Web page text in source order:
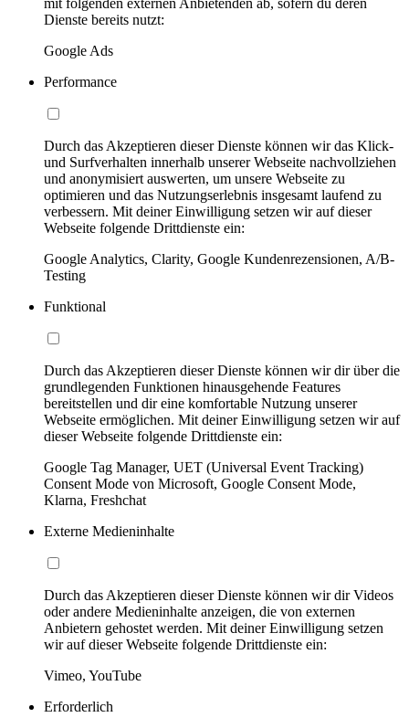
Dienste bereits nutzt:
Google Ads
Performance
Durch das Akzeptieren dieser Dienste können wir das Klick-
und Surfverhalten innerhalb unserer Webseite nachvollziehen
und anonymisiert auswerten, um unsere Webseite zu
optimieren und das Nutzungserlebnis insgesamt laufend zu
verbessern. Mit deiner Einwilligung setzen wir auf dieser
Webseite folgende Drittdienste ein:
Google Analytics, Clarity, Google Kundenrezensionen, A/B-
Testing
Funktional
Durch das Akzeptieren dieser Dienste können wir dir über die
grundlegenden Funktionen hinausgehende Features
bereitstellen und dir eine komfortable Nutzung unserer
Webseite ermöglichen. Mit deiner Einwilligung setzen wir auf
dieser Webseite folgende Drittdienste ein:
Google Tag Manager, UET (Universal Event Tracking)
Consent Mode von Microsoft, Google Consent Mode,
Klarna, Freshchat
Externe Medieninhalte
Durch das Akzeptieren dieser Dienste können wir dir Videos
oder andere Medieninhalte anzeigen, die von externen
Anbietern gehostet werden. Mit deiner Einwilligung setzen
wir auf dieser Webseite folgende Drittdienste ein:
Vimeo, YouTube
Erforderlich